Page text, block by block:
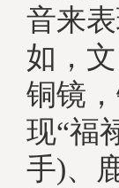
音来
如，
铜镜
现“福
手)、